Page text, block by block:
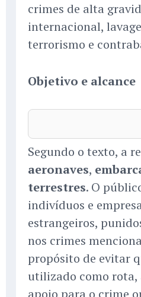
crimes de alta
internacional,
terrorismo e
Objetivo e alcance
Segundo o texto, a
aeronaves,
terrestres. O
indivíduos e
estrangeiros,
nos crimes
propósito de evitar
utilizado como rota,